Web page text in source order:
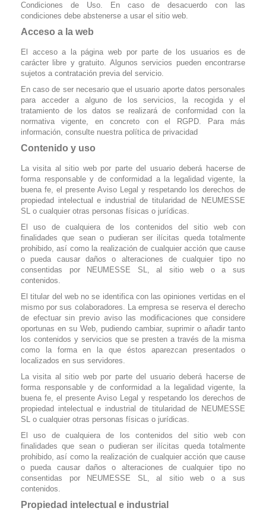
Condiciones de Uso. En caso de desacuerdo con las
condiciones debe abstenerse a usar el sitio web.
Acceso a la web
El acceso a la página web por parte de los usuarios es de
carácter libre y gratuito. Algunos servicios pueden encontrarse
sujetos a contratación previa del servicio.
En caso de ser necesario que el usuario aporte datos personales
para acceder a alguno de los servicios, la recogida y el
tratamiento de los datos se realizará de conformidad con la
normativa vigente, en concreto con el RGPD. Para más
información, consulte nuestra política de privacidad
Contenido y uso
La visita al sitio web por parte del usuario deberá hacerse de
forma responsable y de conformidad a la legalidad vigente, la
buena fe, el presente Aviso Legal y respetando los derechos de
propiedad intelectual e industrial de titularidad de NEUMESSE
SL o cualquier otras personas físicas o jurídicas.
El uso de cualquiera de los contenidos del sitio web con
finalidades que sean o pudieran ser ilícitas queda totalmente
prohibido, así como la realización de cualquier acción que cause
o pueda causar daños o alteraciones de cualquier tipo no
consentidas por NEUMESSE SL, al sitio web o a sus
contenidos.
El titular del web no se identifica con las opiniones vertidas en el
mismo por sus colaboradores. La empresa se reserva el derecho
de efectuar sin previo aviso las modificaciones que considere
oportunas en su Web, pudiendo cambiar, suprimir o añadir tanto
los contenidos y servicios que se presten a través de la misma
como la forma en la que éstos aparezcan presentados o
localizados en sus servidores.
La visita al sitio web por parte del usuario deberá hacerse de
forma responsable y de conformidad a la legalidad vigente, la
buena fe, el presente Aviso Legal y respetando los derechos de
propiedad intelectual e industrial de titularidad de NEUMESSE
SL o cualquier otras personas físicas o jurídicas.
El uso de cualquiera de los contenidos del sitio web con
finalidades que sean o pudieran ser ilícitas queda totalmente
prohibido, así como la realización de cualquier acción que cause
o pueda causar daños o alteraciones de cualquier tipo no
consentidas por NEUMESSE SL, al sitio web o a sus
contenidos.
Propiedad intelectual e industrial